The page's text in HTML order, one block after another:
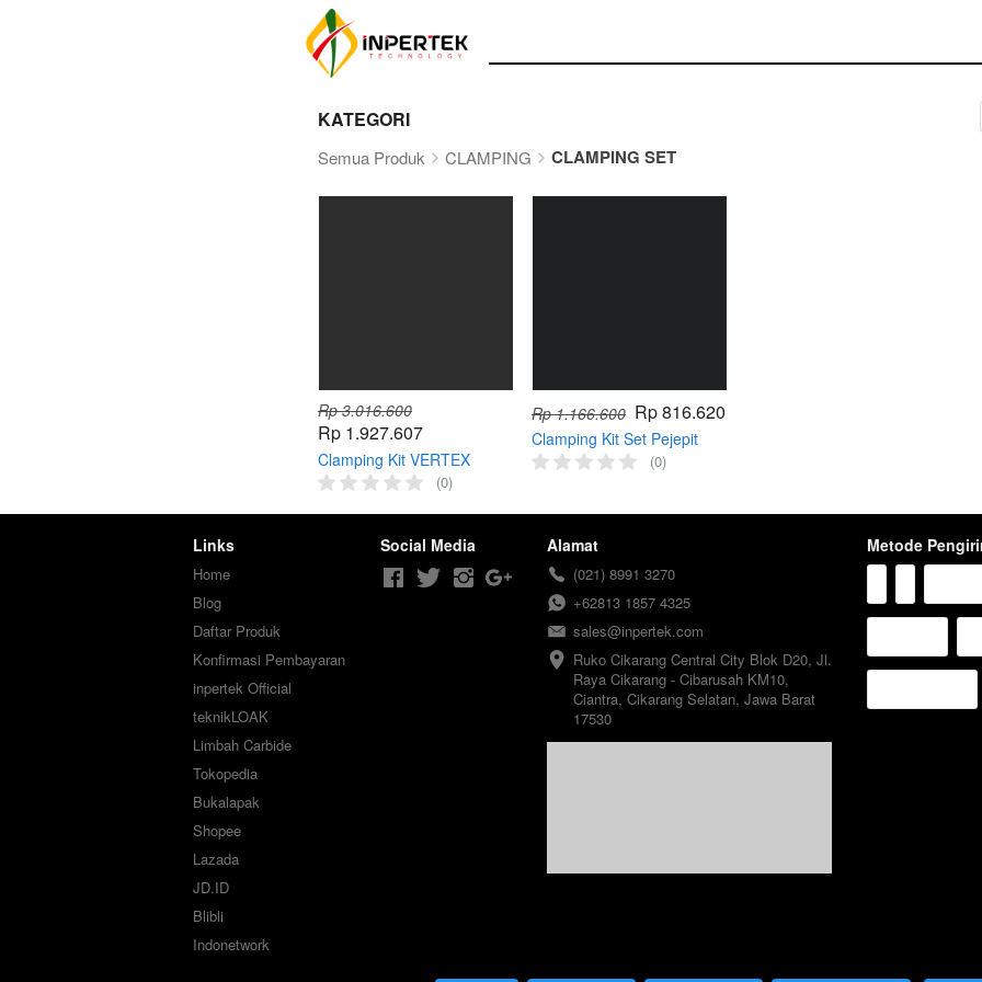
KATEGORI
Semua Produk CLAMPING CLAMPING SET
Rp 3.016.600
Rp 1.927.607
Clamping Kit VERTEX
Penjepit Clamp Set
(0)
Rp 1.166.600 Rp 816.620
Clamping Kit Set Pejepit
Mesin Milling
(0)
Links
Home
Blog
Daftar Produk
Konfirmasi Pembayaran
inpertek Official
teknikLOAK
Limbah Carbide
Tokopedia
Bukalapak
Shopee
Lazada
JD.ID
Blibli
Indonetwork
Social Media Alamat
(021) 8991 3270
+62813 1857 4325
sales@inpertek.com
Ruko Cikarang Central City Blok D20, Jl.
Raya Cikarang - Cibarusah KM10,
Ciantra, Cikarang Selatan, Jawa Barat
17530
Metode